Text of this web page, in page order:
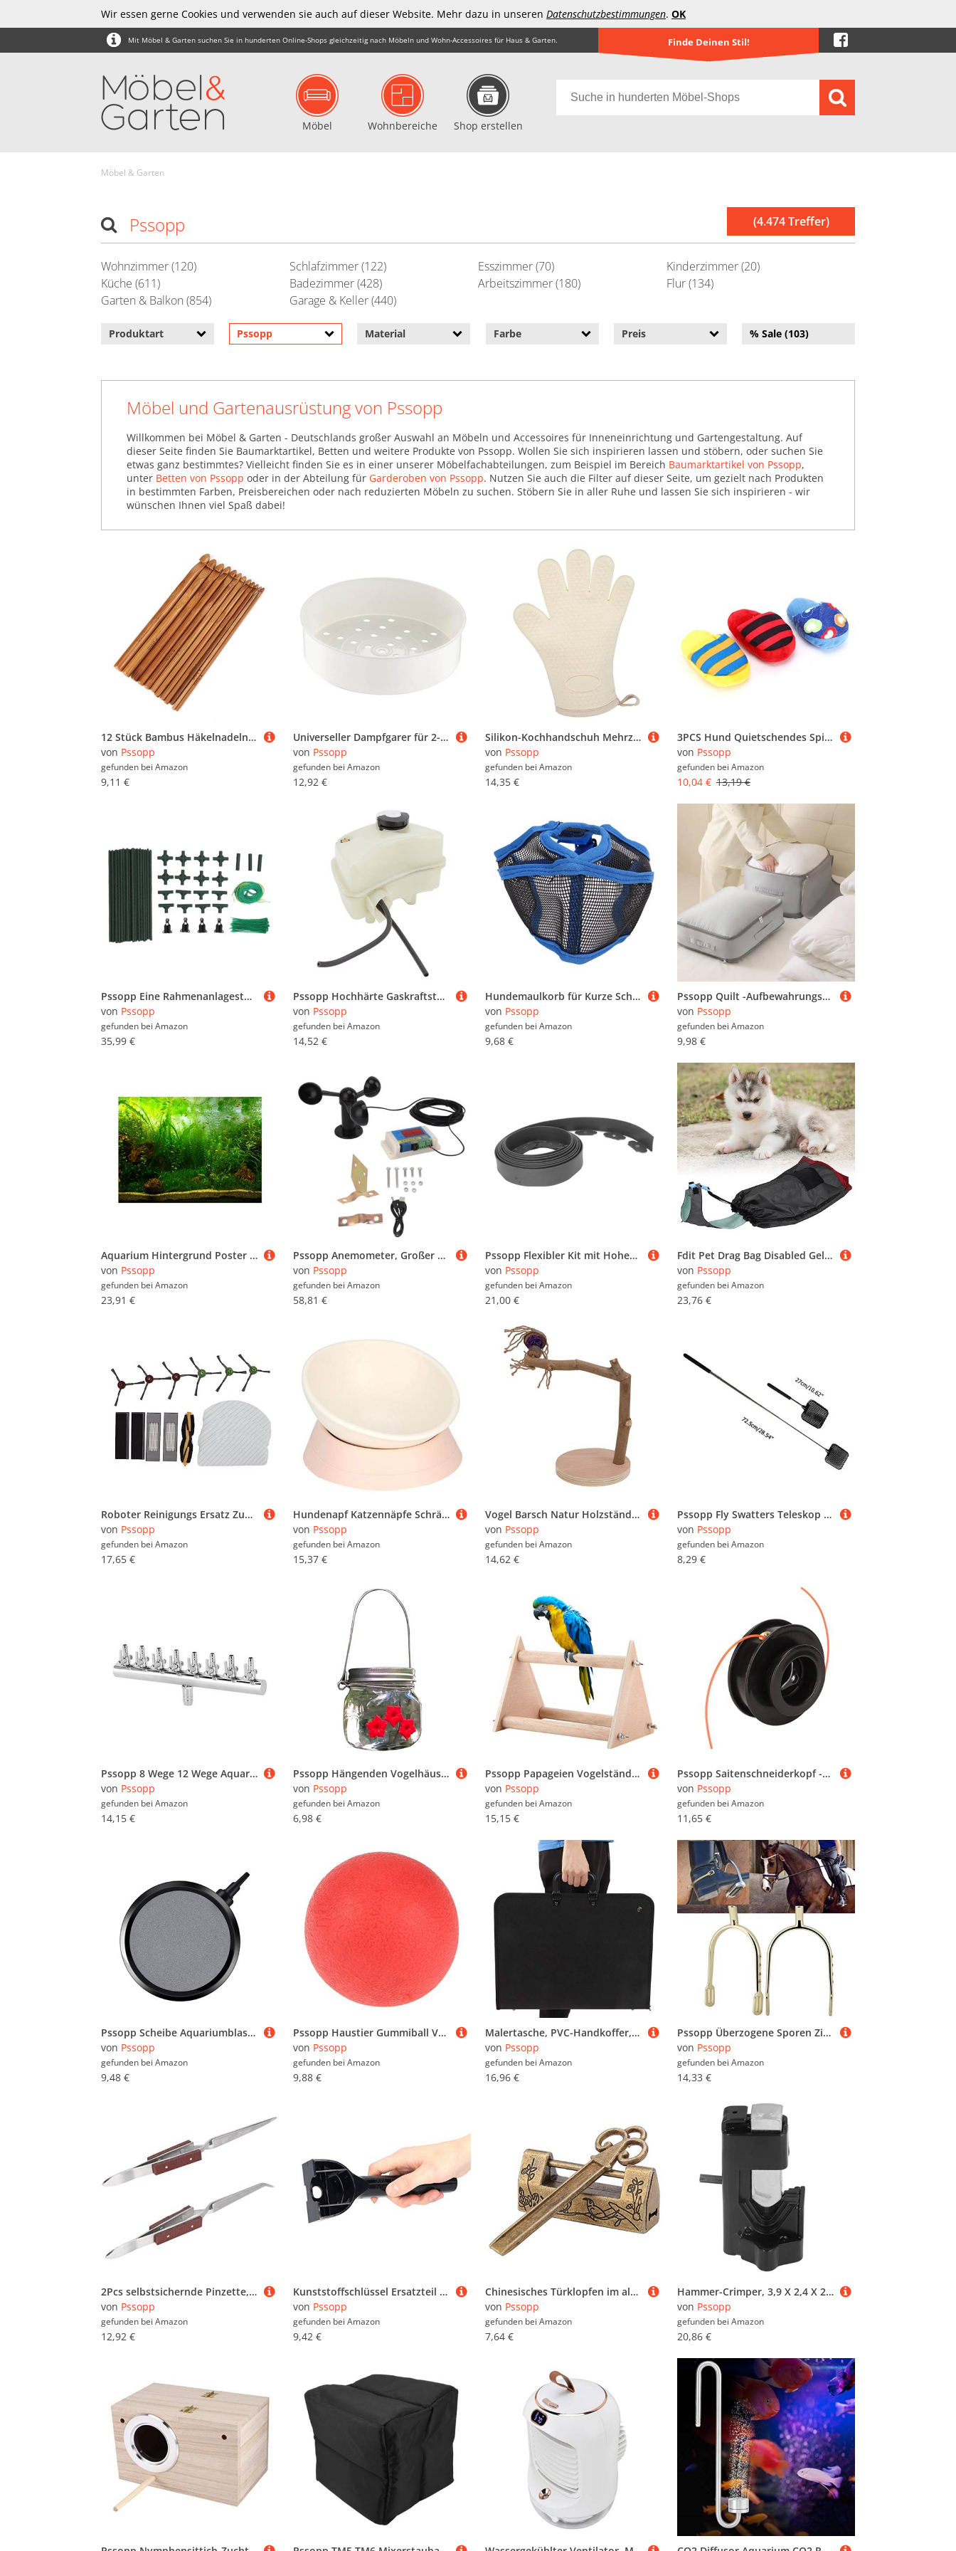
Wir essen gerne Cookies und verwenden sie auch auf dieser Website. Mehr dazu in unseren Datenschutzbestimmungen. OK
Mit Möbel & Garten suchen Sie in hunderten Online-Shops gleichzeitig nach Möbeln und Wohn-Accessoires für Haus & Garten. Finde Deinen Stil!
Möbel Wohnbereiche Shop erstellen
Möbel & Garten
(4.474 Treffer)
Pssopp
Wohnzimmer (120) Schlafzimmer (122) Esszimmer (70)
Kinderzimmer (20)
Küche (611)
Badezimmer (428) Arbeitszimmer (180)
Flur (134)
Garten & Balkon (854)
Garage & Keller (440)
Produktart Pssopp Material Farbe Preis % Sale (103)
Möbel und Gartenausrüstung von Pssopp
Willkommen bei Möbel & Garten - Deutschlands großer Auswahl an Möbeln und Accessoires für Inneneinrichtung und Gartengestaltung. Auf
dieser Seite finden Sie Baumarktartikel, Betten und weitere Produkte von Pssopp. Wollen Sie sich inspirieren lassen und stöbern, oder suchen Sie
etwas ganz bestimmtes? Vielleicht finden Sie es in einer unserer Möbelfachabteilungen, zum Beispiel im Bereich Baumarktartikel von Pssopp,
unter Betten von Pssopp oder in der Abteilung für Garderoben von Pssopp. Nutzen Sie auch die Filter auf dieser Seite, um gezielt nach Produkten
in bestimmten Farben, Preisbereichen oder nach reduzierten Möbeln zu suchen. Stöbern Sie in aller Ruhe und lassen Sie sich inspirieren - wir
wünschen Ihnen viel Spaß dabei!
12 Stück Bambus Häkelnadeln Häkelnadel Set Carbon Häkelnadeln für Häkelprojekte Beginner und Anfänger, 3 mm bis 10 mm Durchmesser
von Pssopp
gefunden bei Amazon
9,11 €
Universeller Dampfgarer für 2-Liter-Reiskocher mit Gleichmäßiger Erwärmung, Multifunktion, Kompakte Größe, Hervorragender Kunststoff, Ideal Zum Kochen in der Küche
von Pssopp
gefunden bei Amazon
12,92 €
Silikon-Kochhandschuh Mehrzweck-Grillhandschuhe Hitzebeständig Hochtemperatur Langlebig für Mikrowelle Toaster Backofen Elfenbeinweiß
von Pssopp
gefunden bei Amazon
14,35 €
3PCS Hund Quietschendes Spielzeug Hund Kauspielzeug Hund Plüschtier Kauspielzeug Haustier Pantoffel Form Klang Zähne Reinigungsschutz Kauen Beißspielzeug für Hündchen
von Pssopp
gefunden bei Amazon
10,04 € 13,19 €
Pssopp Eine Rahmenanlagestütze, Stahlrohrgurken -Gitter mit Nylonkletternnetz für Gemüsegarten Im Freien Garten Weinstärke Anbau Unterstützt
von Pssopp
gefunden bei Amazon
35,99 €
Pssopp Hochhärte Gaskraftstoffbaugruppe für Trimmerbürstenschneider Ersatzteile, Kraftstoff für HS81R HS81T HS86R HS86T Einfach zu Ersetzen und zu Verwenden
von Pssopp
gefunden bei Amazon
14,52 €
Hundemaulkorb für Kurze Schnauze, Atmungsaktiver Mesh-Maulkorb für Bulldoggen, verhindert Beißen, Bellen, Kauen, Hundemaulkorb für Bulldoggen-Chihuahua S
von Pssopp
gefunden bei Amazon
9,68 €
Pssopp Quilt -Aufbewahrungstasche, Kleidung und Bettwäsche -Organisation Tragbarer Tasche mit Weitem Griff, für Einfache Zugriffspackungen (M)
von Pssopp
gefunden bei Amazon
9,98 €
Aquarium Hintergrund Poster Wasser Gras Stil Aquarium Hintergrund PVC Adhesive Wanddekorationen Aufkleber Papier Cling Decals(122 * 46cm)
von Pssopp
gefunden bei Amazon
23,91 €
Pssopp Anemometer, Großer Messbereich, 3 Lüfterblätter, Turmdrehkran-Anemometer, Stromausfall, Speicher, Lüfterblätter, Anemometer Zur Steuerung von Outdoor-Geräten
von Pssopp
gefunden bei Amazon
58,81 €
Pssopp Flexibler Kit mit Hohem Rand für den Garten der Villa ohne Designausgrabung Umfasst 30 Spiralgipfel in der Sportausbildung (5cm*5cm*5m)
von Pssopp
gefunden bei Amazon
21,00 €
Fdit Pet Drag Bag Disabled Gelähmte Pet Dog Protect Bag Anti-Scratch-Rollstuhl-Hilfsprojekt für Brustglieder von Behinderten Haustieren Back Lag Protect (S)
von Pssopp
gefunden bei Amazon
23,76 €
Roboter Reinigungs Ersatz Zubehör Kit Staubsauger Hauptseitenbürste mit Filter und Wischpad für Yeedi Vac 2pro
von Pssopp
gefunden bei Amazon
17,65 €
Hundenapf Katzennäpfe Schräge Futternapf rutschfeste Hundenäpfe Hunde Katzenfutter Wassernapf Schüssel mit abnehmbarem Ständer (weiß)
von Pssopp
gefunden bei Amazon
15,37 €
Vogel Barsch Natur Holzständer Vogel Papagei Sitzstangen für Käfig Natürliche Holz Papagei Sitzstange für Sittiche Nymphensittiche Sittiche Aras Finken Liebesvögel
von Pssopp
gefunden bei Amazon
14,62 €
Pssopp Fly Swatters Teleskop Ausziehbar Edelstahlstangenschuh für Innen- und Außenverwendung 4 Stcs (Black)
von Pssopp
gefunden bei Amazon
8,29 €
Pssopp 8 Wege 12 Wege Aquarium Luftverteiler Stainless Steel Air Flow Splitter Aquarium Luftventilverbinde Aquarium Sauerstoffverteiler for Aquarium Fish Tank (8 Wege)
von Pssopp
gefunden bei Amazon
14,15 €
Pssopp Hängenden Vogelhäuschen
von Pssopp
gefunden bei Amazon
6,98 €
Pssopp Papageien Vogelständer Vogelspielplatz aus Natur Holz Vogelspielzeug tragbare lustige hölzerne Parrot Playstand Sitzstangen für Vogelkäfige, für Wellensittich Nymphensittich
von Pssopp
gefunden bei Amazon
15,15 €
Pssopp Saitenschneiderkopf -effizienter Praktischer Ersatz für Rasenmäher Universeller Trimmerkopf für Garten Kunststoffmaterial
von Pssopp
gefunden bei Amazon
11,65 €
Pssopp Scheibe Aquariumblasen für den Koi -Teichlagoon -Dekorationstank, Aquarium Luftsteinscheibe
von Pssopp
gefunden bei Amazon
9,48 €
Pssopp Haustier Gummiball Vollgummi Ball Hundespielzeugball Robuster Hunde Ball Hundespielzeug Hundespielball Kauspielzeug für Hunde(L)
von Pssopp
gefunden bei Amazon
9,88 €
Malertasche, PVC-Handkoffer, Dokumententragetasche, A3-Zeichnungsskizzenkarton Aufbewahrungstasche für Kunsthandwerk Malerei Skizzieren
von Pssopp
gefunden bei Amazon
16,96 €
Pssopp Überzogene Sporen Zinklegierungs schmaler Sporn überzogener Großverkauf ganz herum gehender Roping Spornt den englischen Sporn der Frauen an(Gold)
von Pssopp
gefunden bei Amazon
14,33 €
2Pcs selbstsichernde Pinzette, gerade gebogene Kreuzpinzette für festes Schmucklöten spitzes DIY-Bastelwerkzeug
von Pssopp
gefunden bei Amazon
12,92 €
Kunststoffschlüssel Ersatzteil Befestigungsmutter Messer Entfernungswerkzeug Passender Multifunktionsschlüssel für Vitamix Mixer Verstellbare Schraubenschlüssel
von Pssopp
gefunden bei Amazon
9,42 €
Chinesisches Türklopfen im alten Stil Mini Traditionelles Schloss im chinesischen Stil und Schlüsselblumen Vorhängeschloss Kleines Schloss(Bronze)
von Pssopp
gefunden bei Amazon
7,64 €
Hammer-Crimper, 3,9 X 2,4 X 2,0 Zoll Hammer-Kabelschuh-Crimper-Werkzeug, Leichtes Design, Batterie-Kabelschuh-Crimper, Hammer-Crimp-Werkzeug für Batteriekabel und Schweißkabel
von Pssopp
gefunden bei Amazon
20,86 €